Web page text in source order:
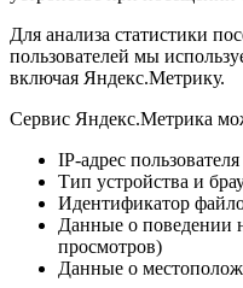
Для анализа статистики
пользователей мы
включая Яндекс.Метрику.
Сервис Яндекс.Метрика
IP-адрес пользователя
Тип устройства и
Идентификатор
Данные о поведении
просмотров)
Данные о